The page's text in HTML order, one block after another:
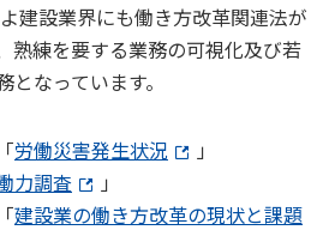
建設業界にも働き方改革関連法が
熟練を要する業務の可視化及び若
なっています。
労働災害発生状況
」
力調査
」
建設業の働き方改革の現状と課題